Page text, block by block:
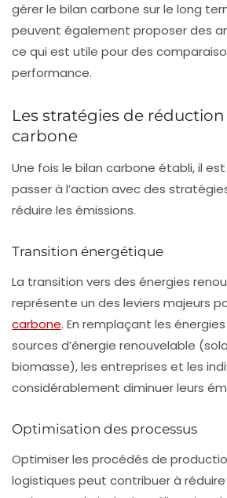
gérer le bilan carbone sur le long
peuvent également proposer des
ce qui est utile pour des
performance.
Les stratégies de
carbone
Une fois le bilan carbone établi, il
passer à l’action avec des
réduire les émissions.
Transition énergétique
La transition vers des énergies
représente un des leviers majeurs
carbone. En remplaçant les
sources d’énergie renouvelable
biomasse), les entreprises et les
considérablement diminuer leurs
Optimisation des processus
Optimiser les procédés de
logistiques peut contribuer à réduire